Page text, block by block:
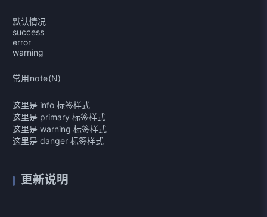
默认情况
success
error
warning
常用note(N)
这里是 info 标签样式
这里是 primary 标签样式
这里是 warning 标签样式
这里是 danger 标签样式
更新说明